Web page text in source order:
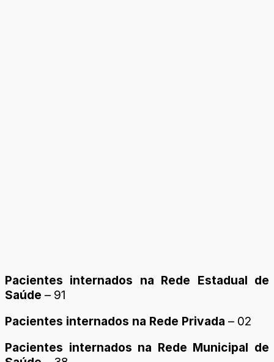
Pacientes internados na Rede Estadual de
Saúde – 91
Pacientes internados na Rede Privada – 02
Pacientes internados na Rede Municipal de